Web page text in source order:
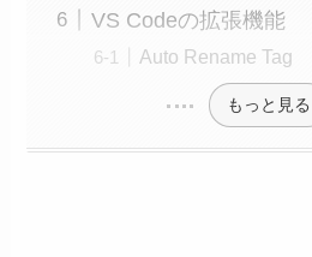
VS Codeの拡張機能
Auto Rename Tag
もっと見る